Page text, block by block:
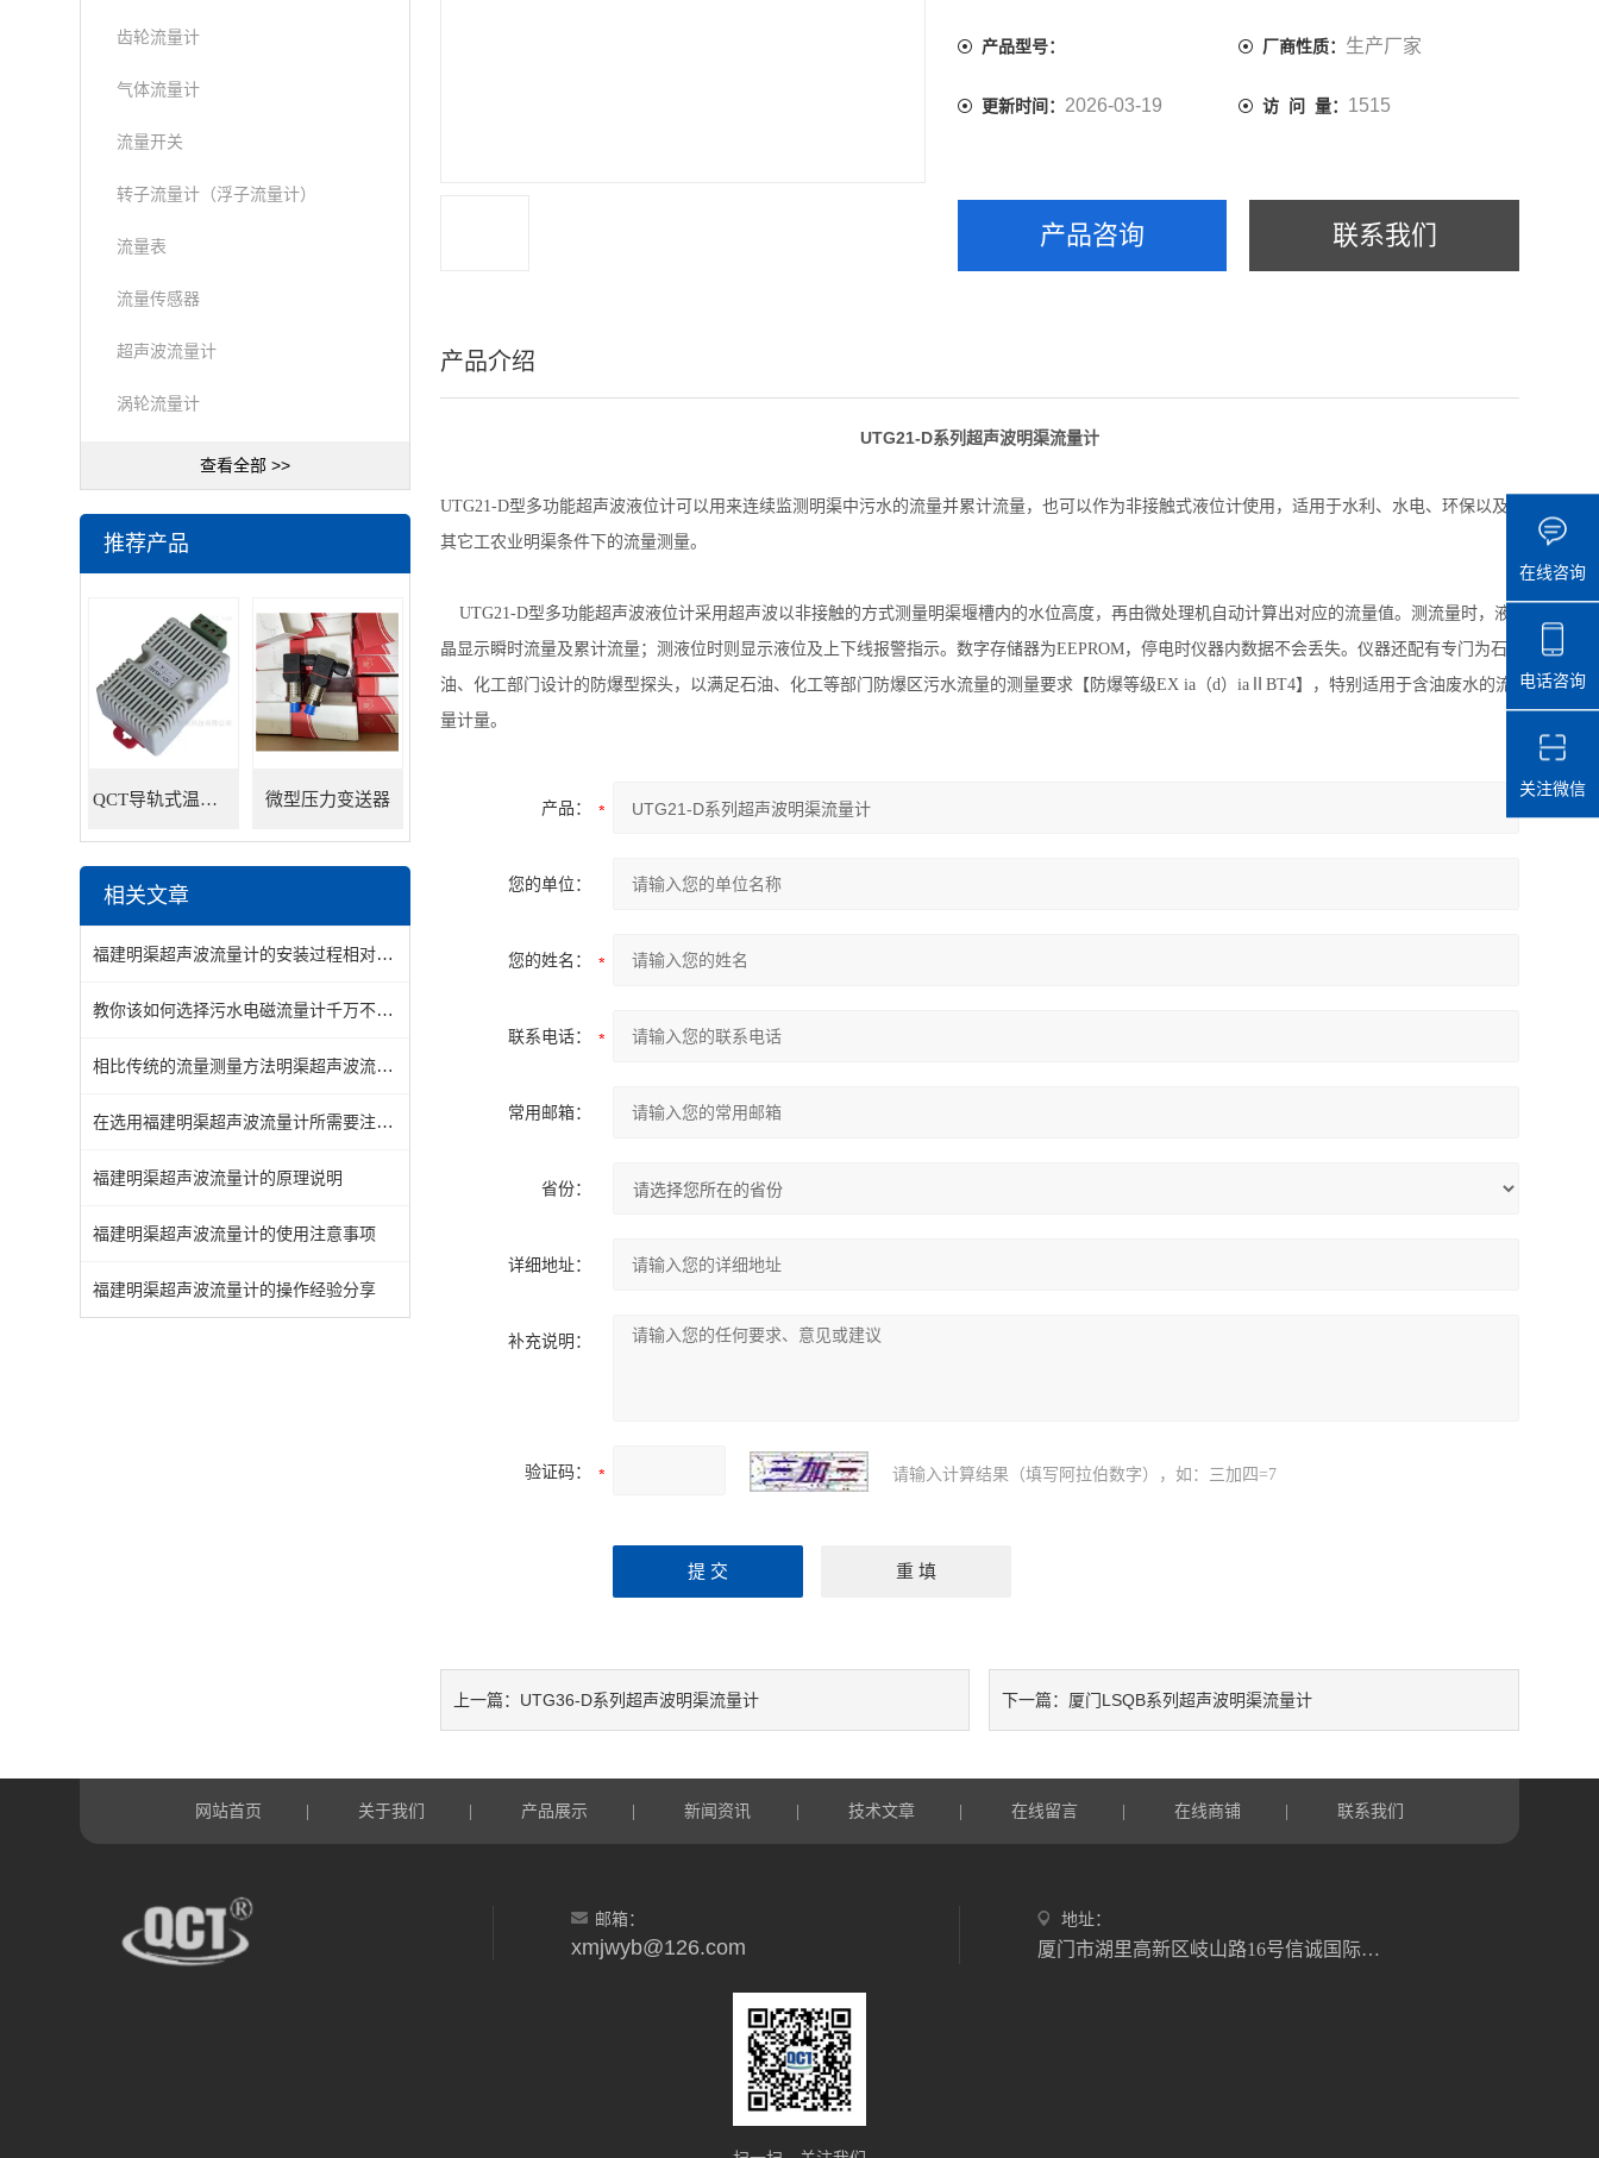
齿轮流量计
气体流量计
流量开关
转子流量计（浮子流量计）
流量表
流量传感器
超声波流量计
涡轮流量计
查看全部 >>
推荐产品
QCT导轨式温湿度变送器 微型压力变送器
相关文章
福建明渠超声波流量计的安装过程相对简单便捷
教你该如何选择污水电磁流量计千万不要错过了
相比传统的流量测量方法明渠超声波流量计具有的优势分享
在选用福建明渠超声波流量计所需要注意的问题
福建明渠超声波流量计的原理说明
福建明渠超声波流量计的使用注意事项
福建明渠超声波流量计的操作经验分享
产品型号： 厂商性质： 生产厂家
更新时间： 2026-03-19 访 问 量： 1515
产品咨询 联系我们
产品介绍
UTG21-D系列超声波明渠流量计
UTG21-D型多功能超声波液位计可以用来连续监测明渠中污水的流量并累计流量，也可以作为非接触式液位计使用，适用于水利、水电、环保以及
其它工农业明渠条件下的流量测量。
UTG21-D型多功能超声波液位计采用超声波以非接触的方式测量明渠堰槽内的水位高度，再由微处理机自动计算出对应的流量值。测流量时，液
晶显示瞬时流量及累计流量；测液位时则显示液位及上下线报警指示。数字存储器为EEPROM，停电时仪器内数据不会丢失。仪器还配有专门为石
油、化工部门设计的防爆型探头，以满足石油、化工等部门防爆区污水流量的测量要求【防爆等级EX ia（d）iaⅡBT4】，特别适用于含油废水的流
量计量。
产品：
您的单位：
您的姓名：
联系电话：
常用邮箱：
省份：
详细地址：
补充说明：
验证码： 请输入计算结果（填写阿拉伯数字），如：三加四=7
上一篇： UTG36-D系列超声波明渠流量计 下一篇： 厦门LSQB系列超声波明渠流量计
网站首页 关于我们 产品展示 新闻资讯 技术文章 在线留言 在线商铺 联系我们
邮箱：
xmjwyb@126.com
地址：
厦门市湖里高新区岐山路16号信诚国际大厦1号楼822室
在线咨询
电话咨询
关注微信